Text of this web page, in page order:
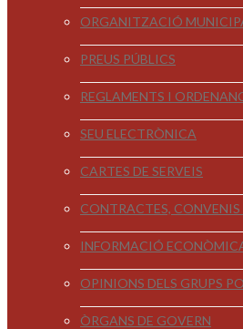
ORGANITZACIÓ
PREUS PÚBLICS
REGLAMENTS I
SEU ELECTRÒNICA
CARTES DE SERVEIS
CONTRACTES, CONVENIS
INFORMACIÓ
OPINIONS DELS GRUPS
ÒRGANS DE GOVERN